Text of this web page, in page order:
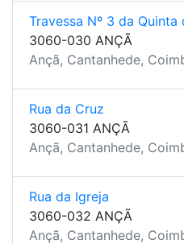
Travessa Nº 3 da Quinta
3060-030 ANÇÃ
Ançã, Cantanhede,
Rua da Cruz
3060-031 ANÇÃ
Ançã, Cantanhede,
Rua da Igreja
3060-032 ANÇÃ
Ançã, Cantanhede,